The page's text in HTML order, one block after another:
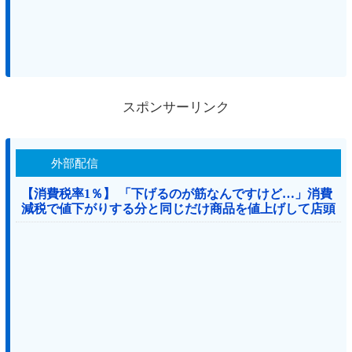
スポンサーリンク
外部配信
【消費税率1％】 「下げるのが筋なんですけど…」消費
減税で値下がりする分と同じだけ商品を値上げして店頭
価格を変えない店も